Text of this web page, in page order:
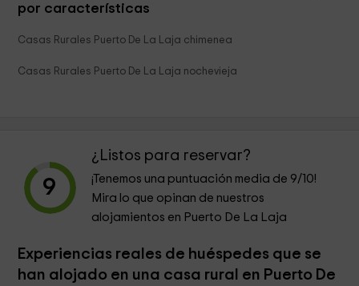
por características
Casas Rurales Puerto De La Laja chimenea
Casas Rurales Puerto De La Laja nochevieja
9
¿Listos para reservar?
¡Tenemos una puntuación media de 9/10!
Mira lo que opinan de nuestros
alojamientos en Puerto De La Laja
Experiencias reales de huéspedes que se
han alojado en una casa rural en Puerto De